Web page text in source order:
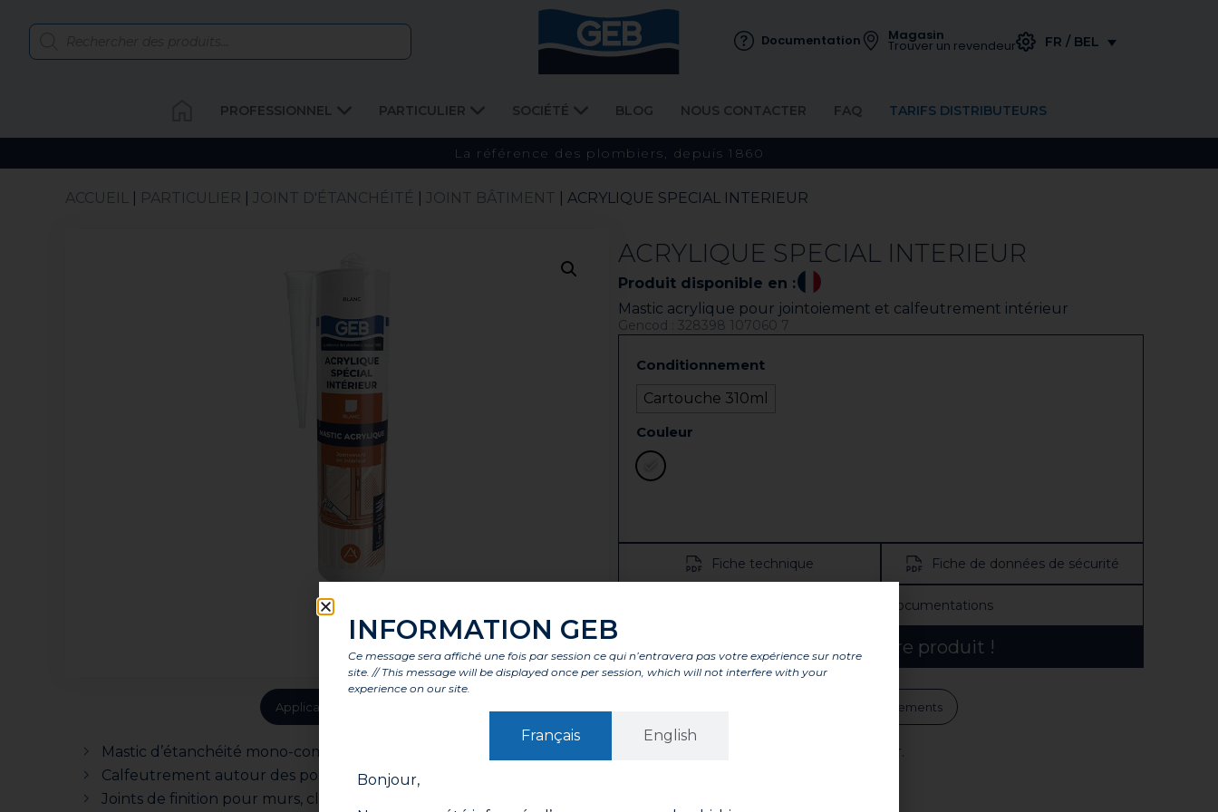
Documentation Magasin
Trouver un revendeur FR / BEL
PROFESSIONNEL PARTICULIER SOCIÉTÉ BLOG NOUS CONTACTER FAQ TARIFS DISTRIBUTEURS
La référence des plombiers, depuis 1860
ACCUEIL PARTICULIER JOINT D'ÉTANCHÉITÉ JOINT BÂTIMENT​ | ACRYLIQUE SPECIAL INTERIEUR
ACRYLIQUE SPECIAL INTERIEUR
Produit disponible en :
Mastic acrylique pour jointoiement et calfeutrement intérieur
Gencod : 328398 107060 7
Conditionnement
Cartouche 310ml
Couleur
Fiche technique Fiche de données de sécurité
Voir toutes les documentations
Retrouvez notre produit !
Application Avertissements
Mastic d’étanchéité mono-composant à base de résine acrylique en émulsion pour les applications en intérieur.
Calfeutrement autour des portes et fenêtres en intérieur.
Joints de finition pour murs, cloisons et plinthes.
INFORMATION GEB
Ce message sera affiché une fois par session ce qui n’entravera pas votre expérience sur notre
site. // This message will be displayed once per session, which will not interfere with your
experience on our site.
Français English
Bonjour,